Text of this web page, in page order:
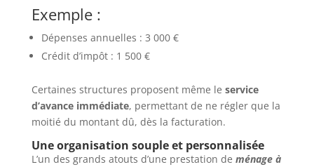
Exemple :
Dépenses annuelles : 3 000 €
Crédit d’impôt : 1 500 €
Certaines structures proposent même le service
d’avance immédiate, permettant de ne régler que la
moitié du montant dû, dès la facturation.
Une organisation souple et personnalisée
L’un des grands atouts d’une prestation de ménage à